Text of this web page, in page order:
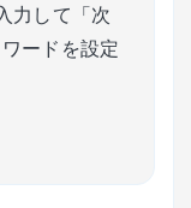
力して「次
ードを設定